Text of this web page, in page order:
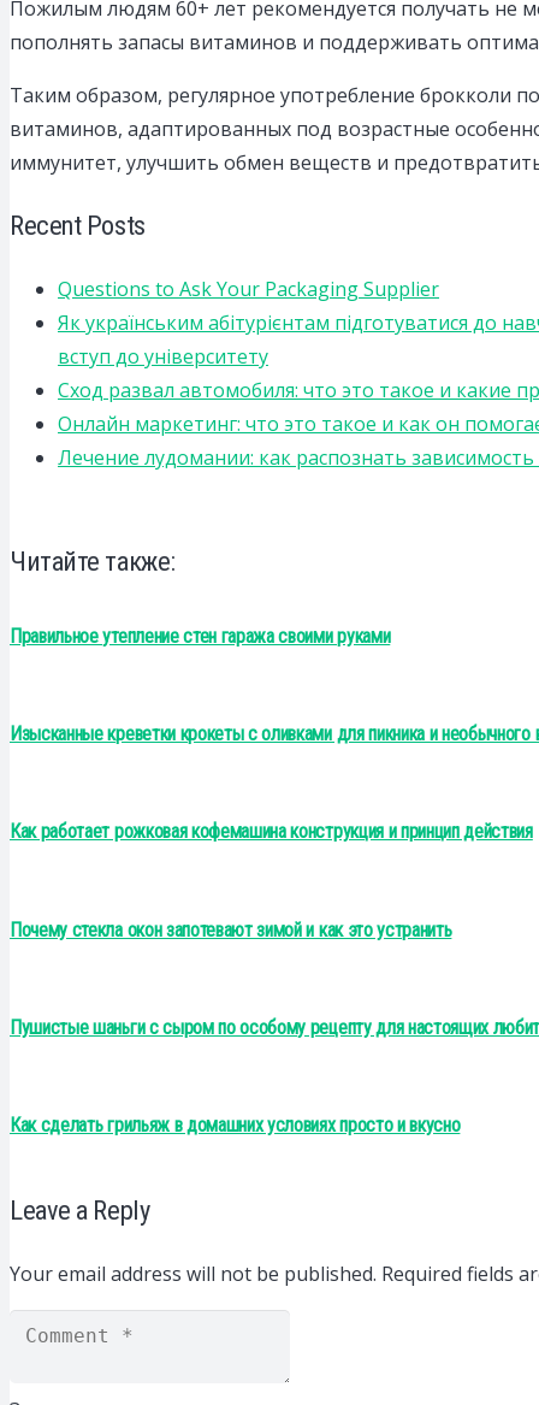
Пожилым людям 60+ лет рекомендуется получать не
пополнять запасы витаминов и поддерживать
Таким образом, регулярное употребление брокколи
витаминов, адаптированных под возрастные
иммунитет, улучшить обмен веществ и
Recent Posts
Questions to Ask Your Packaging Supplier
Як українським абітурієнтам підготуватися до
вступ до університету
Сход развал автомобиля: что это такое и какие
Онлайн маркетинг: что это такое и как он
Лечение лудомании: как распознать
Читайте также:
Правильное утепление стен гаража своими руками
Изысканные креветки крокеты с оливками для пикника и необычного
Как работает рожковая кофемашина конструкция и принцип действия
Почему стекла окон запотевают зимой и как это устранить
Пушистые шаньги с сыром по особому рецепту для настоящих
Как сделать грильяж в домашних условиях просто и вкусно
Leave a Reply
Your email address will not be published. Required fields